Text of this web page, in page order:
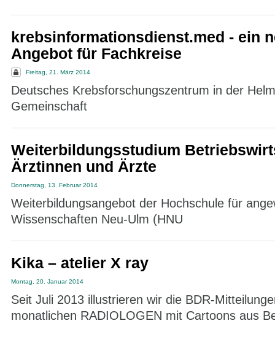
krebsinformationsdienst.med - ein
Angebot für Fachkreise
Freitag, 21. März 2014
Deutsches Krebsforschungszentrum in der
Gemeinschaft
Weiterbildungsstudium
Ärztinnen und Ärzte
Donnerstag, 13. Februar 2014
Weiterbildungsangebot der Hochschule für
Wissenschaften Neu-Ulm (HNU
Kika – atelier X ray
Montag, 20. Januar 2014
Seit Juli 2013 illustrieren wir die BDR-
monatlichen RADIOLOGEN mit Cartoons aus